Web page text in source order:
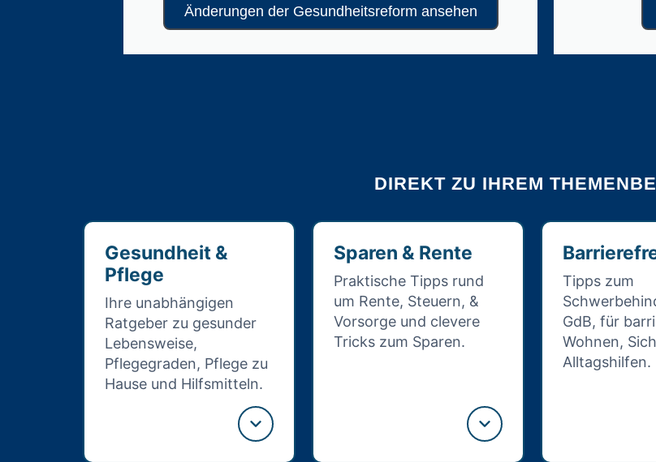
Änderungen der Gesundheitsreform ansehen
DIREKT ZU IHREM
Gesundheit &
Pflege
Ihre unabhängigen
Ratgeber zu gesunder
Lebensweise,
Pflegegraden, Pflege zu
Hause und Hilfsmitteln.
Sparen & Rente
Praktische Tipps rund
um Rente, Steuern, &
Vorsorge und clevere
Tricks zum Sparen.
Tipps zum
GdB, für
Wohnen,
Alltagshilfen.